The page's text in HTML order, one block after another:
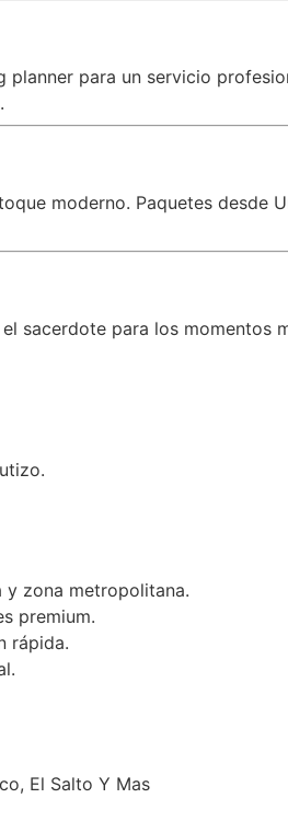
para un servicio
moderno. Paquetes desde
sacerdote para los momentos
y zona metropolitana.
premium.
rápida.
El Salto Y Mas